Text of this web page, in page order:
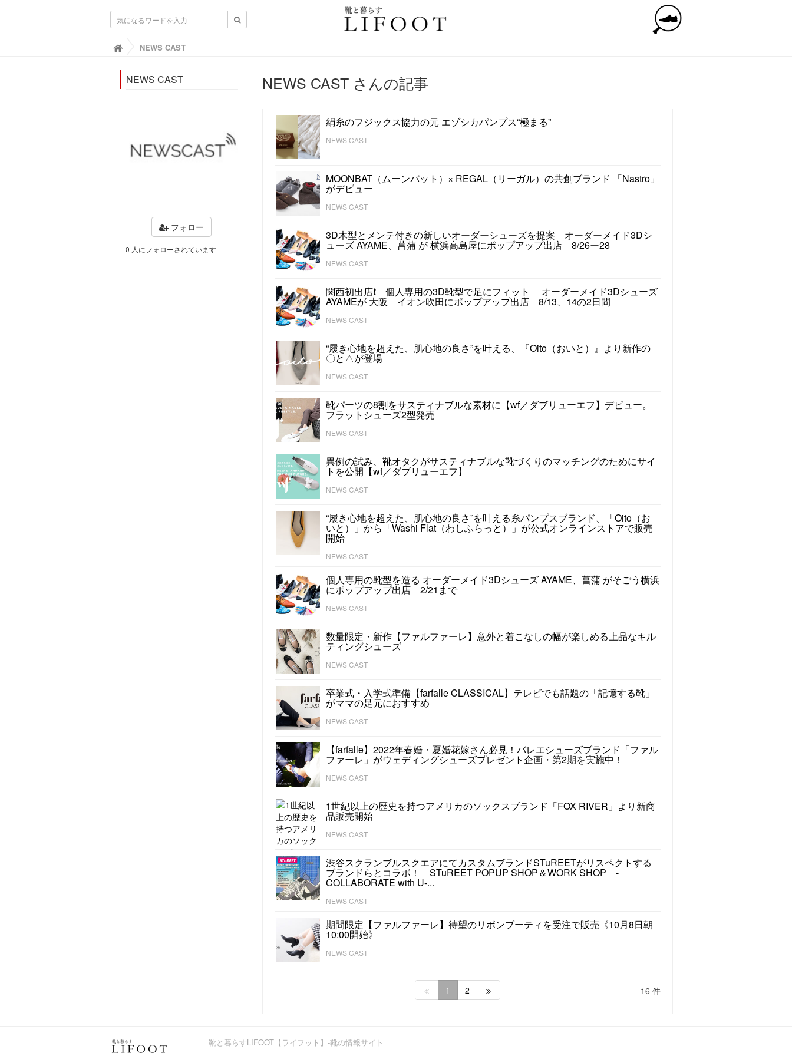
靴と暮らすLIFOOT【ライフット】-靴の情報サイト
NEWS CAST
NEWS CAST
フォロー
0 人にフォローされています
NEWS CAST さんの記事
絹糸のフジックス協力の元 エゾシカパンプス“極まる”
NEWS CAST
MOONBAT（ムーンバット）× REGAL（リーガル）の共創ブランド 「Nastro」
がデビュー
NEWS CAST
3D木型とメンテ付きの新しいオーダーシューズを提案 オーダーメイド3Dシ
ューズ AYAME、菖蒲 が 横浜高島屋にポップアップ出店 8/26ー28
NEWS CAST
関西初出店❗ 個人専用の3D靴型で足にフィット オーダーメイド3Dシューズ
AYAMEが 大阪 イオン吹田にポップアップ出店 8/13、14の2日間
NEWS CAST
“履き心地を超えた、肌心地の良さ”を叶える、『Oito（おいと）』より新作の
〇と△が登場
NEWS CAST
靴パーツの8割をサスティナブルな素材に【wf／ダブリューエフ】デビュー。
フラットシューズ2型発売
NEWS CAST
異例の試み、靴オタクがサスティナブルな靴づくりのマッチングのためにサイ
トを公開【wf／ダブリューエフ】
NEWS CAST
“履き心地を超えた、肌心地の良さ”を叶える糸パンプスブランド、「Oito（お
いと）」から「Washi Flat（わしふらっと）」が公式オンラインストアで販売
開始
NEWS CAST
個人専用の靴型を造る オーダーメイド3Dシューズ AYAME、菖蒲 がそごう横浜
にポップアップ出店 2/21まで
NEWS CAST
数量限定・新作【ファルファーレ】意外と着こなしの幅が楽しめる上品なキル
ティングシューズ
NEWS CAST
卒業式・入学式準備【farfalle CLASSICAL】テレビでも話題の「記憶する靴」
がママの足元におすすめ
NEWS CAST
【farfalle】2022年春婚・夏婚花嫁さん必見！バレエシューズブランド「ファル
ファーレ」がウェディングシューズプレゼント企画・第2期を実施中！
NEWS CAST
1世紀以上の歴史を持つアメリカのソックスブランド「FOX RIVER」より新商
品販売開始
NEWS CAST
渋谷スクランブルスクエアにてカスタムブランドSTuREETがリスペクトする
ブランドらとコラボ！ STuREET POPUP SHOP＆WORK SHOP -
COLLABORATE with U-...
NEWS CAST
期間限定【ファルファーレ】待望のリボンブーティを受注で販売《10月8日朝
10:00開始》
NEWS CAST
16 件
1 2
靴と暮らすLIFOOT【ライフット】-靴の情報サイト